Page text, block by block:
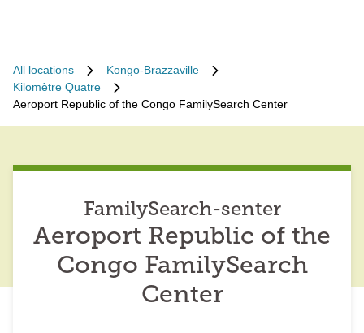
All locations
Kongo-Brazzaville
Kilomètre Quatre
Aeroport Republic of the Congo FamilySearch Center
FamilySearch-senter
Aeroport Republic of the
Congo FamilySearch
Center